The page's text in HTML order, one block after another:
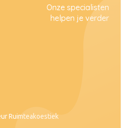
Onze specialisten
helpen je verder
Ruimteakoestiek